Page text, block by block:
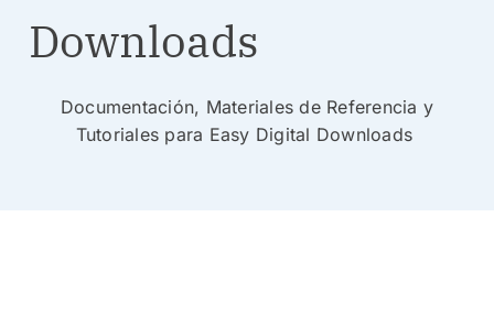
Downloads
Documentación, Materiales de Referencia y
Tutoriales para Easy Digital Downloads